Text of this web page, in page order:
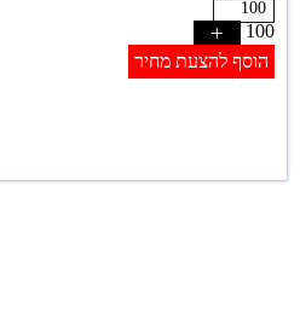
100
+
הוסף להצעת מחיר